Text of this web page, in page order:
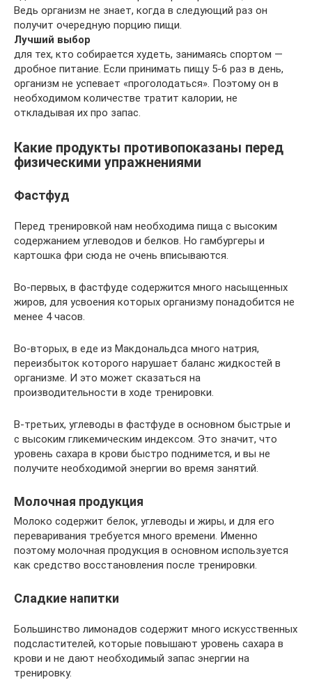
Ведь организм не знает, когда в следующий раз он
получит очередную порцию пищи.
Лучший выбор
для тех, кто собирается худеть, занимаясь спортом —
дробное питание. Если принимать пищу 5-6 раз в день,
организм не успевает «проголодаться». Поэтому он в
необходимом количестве тратит калории, не
откладывая их про запас.
Какие продукты противопоказаны перед
физическими упражнениями
Фастфуд
Перед тренировкой нам необходима пища с высоким
содержанием углеводов и белков. Но гамбургеры и
картошка фри сюда не очень вписываются.
Во-первых, в фастфуде содержится много насыщенных
жиров, для усвоения которых организму понадобится не
менее 4 часов.
Во-вторых, в еде из Макдональдса много натрия,
переизбыток которого нарушает баланс жидкостей в
организме. И это может сказаться на
производительности в ходе тренировки.
В-третьих, углеводы в фастфуде в основном быстрые и
с высоким гликемическим индексом. Это значит, что
уровень сахара в крови быстро поднимется, и вы не
получите необходимой энергии во время занятий.
Молочная продукция
Молоко содержит белок, углеводы и жиры, и для его
переваривания требуется много времени. Именно
поэтому молочная продукция в основном используется
как средство восстановления после тренировки.
Сладкие напитки
Большинство лимонадов содержит много искусственных
подсластителей, которые повышают уровень сахара в
крови и не дают необходимый запас энергии на
тренировку.